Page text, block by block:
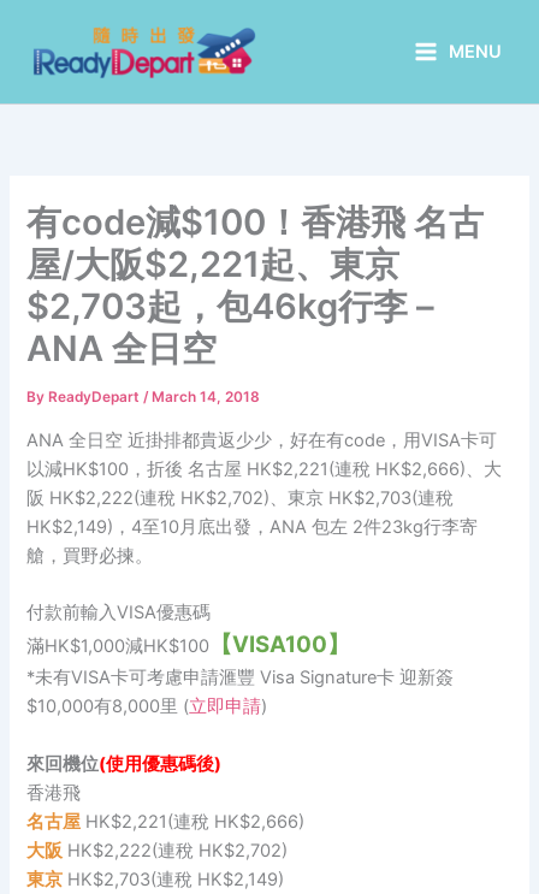
content
MENU
有code減$100！香港飛 名古
屋/大阪$2,221起、東京
$2,703起，包46kg行李 –
ANA 全日空
By ReadyDepart/ March 14, 2018
ANA 全日空 近掛排都貴返少少，好在有code，用VISA卡可
以減HK$100，折後 名古屋 HK$2,221(連稅 HK$2,666)、大
阪 HK$2,222(連稅 HK$2,702)、東京 HK$2,703(連稅
HK$2,149)，4至10月底出發，ANA 包左 2件23kg行李寄
艙，買野必揀。
付款前輸入VISA優惠碼
滿HK$1,000減HK$100
【VISA100】
*未有VISA卡可考慮申請滙豐 Visa Signature卡 迎新簽
$10,000有8,000里 (立即申請)
來回機位(使用優惠碼後)
香港飛
名古屋 HK$2,221(連稅 HK$2,666)
大阪 HK$2,222(連稅 HK$2,702)
東京 HK$2,703(連稅 HK$2,149)